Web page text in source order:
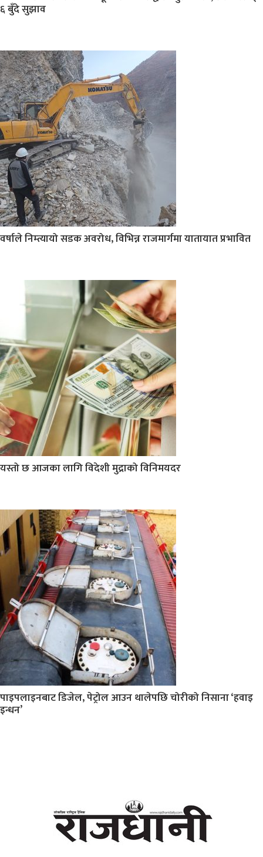
६ बुँदे सुझाव
वर्षाले निम्त्यायो सडक अवरोध, विभिन्न राजमार्गमा यातायात प्रभावित
यस्तो छ आजका लागि विदेशी मुद्राको विनिमयदर
पाइपलाइनबाट डिजेल, पेट्रोल आउन थालेपछि चोरीको निसाना ‘हवाइ
इन्धन’